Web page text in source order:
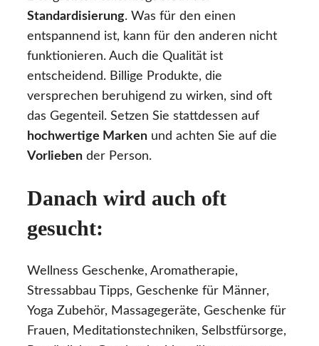
Standardisierung. Was für den einen
entspannend ist, kann für den anderen nicht
funktionieren. Auch die Qualität ist
entscheidend. Billige Produkte, die
versprechen beruhigend zu wirken, sind oft
das Gegenteil. Setzen Sie stattdessen auf
hochwertige Marken und achten Sie auf die
Vorlieben der Person.
Danach wird auch oft
gesucht:
Wellness Geschenke, Aromatherapie,
Stressabbau Tipps, Geschenke für Männer,
Yoga Zubehör, Massagegeräte, Geschenke für
Frauen, Meditationstechniken, Selbstfürsorge,